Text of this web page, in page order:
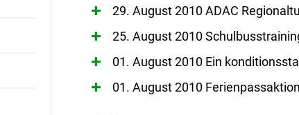
29. August 2010 ADAC
25. August 2010
01. August 2010 Ein
01. August 2010